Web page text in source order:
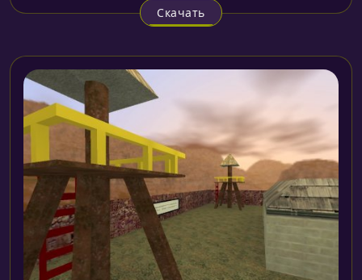
Скачать